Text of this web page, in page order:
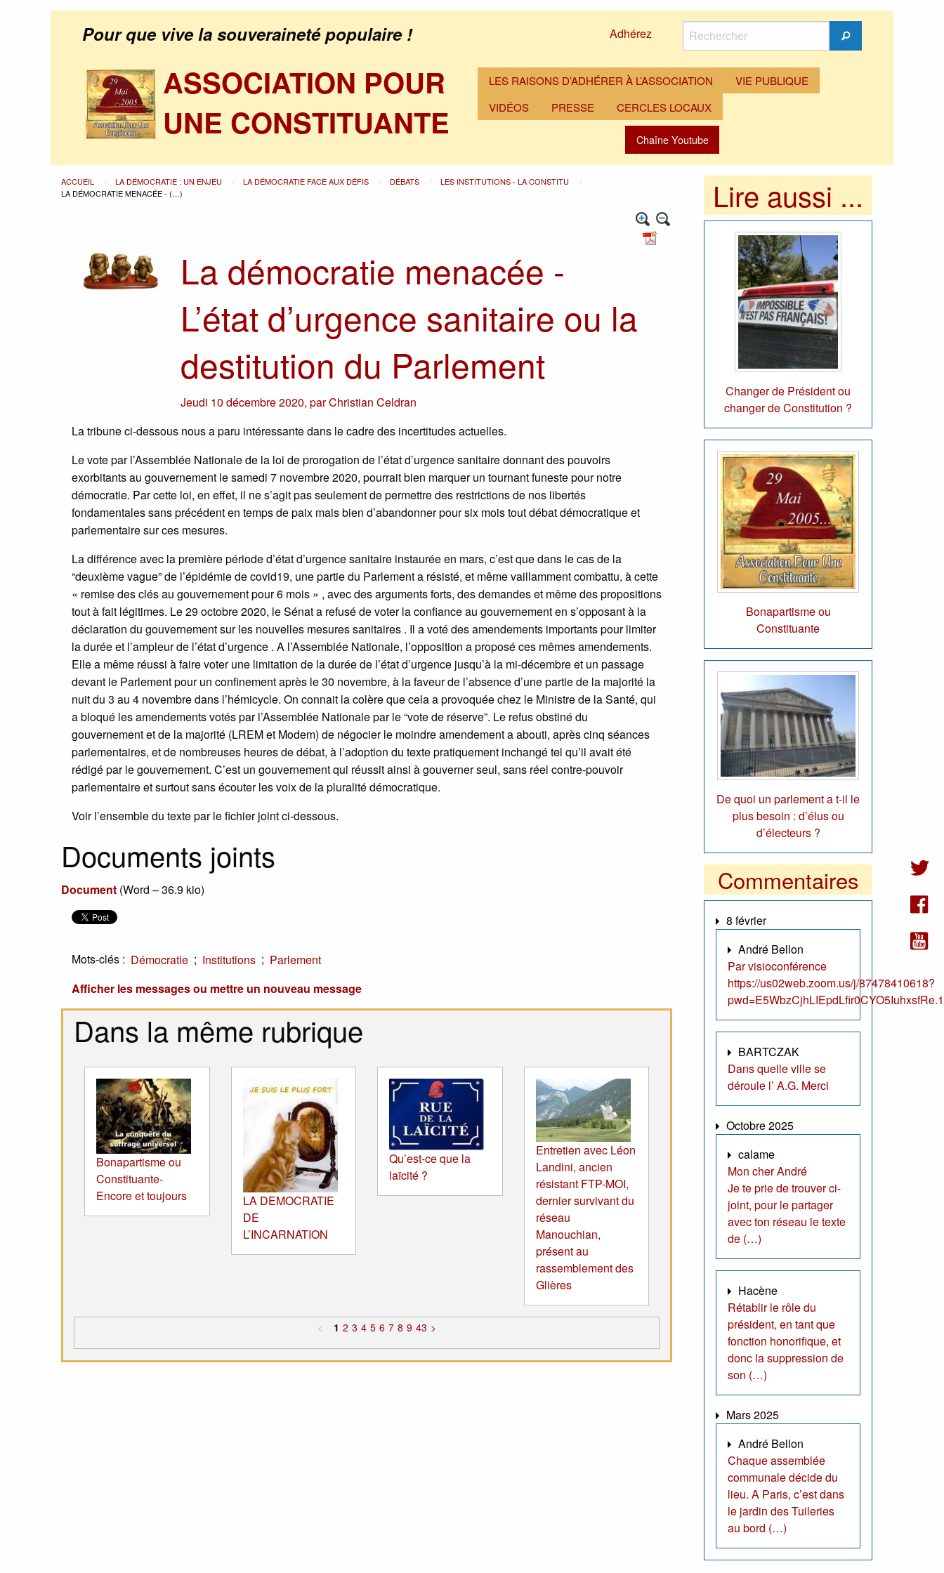
Pour que vive la souveraineté populaire ! Adhérez
Rechercher
Rechercher
ASSOCIATION POUR
UNE CONSTITUANTE
LES RAISONS D’ADHÉRER À L’ASSOCIATION
VIE PUBLIQUE
VIDÉOS
PRESSE CERCLES LOCAUX
Chaîne Youtube
ACCUEIL LA DÉMOCRATIE : UN ENJEU LA DÉMOCRATIE FACE AUX DÉFIS DÉBATS
LES INSTITUTIONS - LA CONSTITU
LA DÉMOCRATIE MENACÉE - (…)
La démocratie menacée -
L’état d’urgence sanitaire ou la
destitution du Parlement
Jeudi 10 décembre 2020,parChristian Celdran
La tribune ci-dessous nous a paru intéressante dans le cadre des incertitudes actuelles.
Le vote par l’Assemblée Nationale de la loi de prorogation de l’état d’urgence sanitaire donnant des pouvoirs
exorbitants au gouvernement le samedi 7 novembre 2020, pourrait bien marquer un tournant funeste pour notre
démocratie. Par cette loi, en effet, il ne s’agit pas seulement de permettre des restrictions de nos libertés
fondamentales sans précédent en temps de paix mais bien d’abandonner pour six mois tout débat démocratique et
parlementaire sur ces mesures.
La différence avec la première période d’état d’urgence sanitaire instaurée en mars, c’est que dans le cas de la
“deuxième vague” de l’épidémie de covid19, une partie du Parlement a résisté, et même vaillamment combattu, à cette
« remise des clés au gouvernement pour 6 mois » , avec des arguments forts, des demandes et même des propositions
tout à fait légitimes. Le 29 octobre 2020, le Sénat a refusé de voter la confiance au gouvernement en s’opposant à la
déclaration du gouvernement sur les nouvelles mesures sanitaires . Il a voté des amendements importants pour limiter
la durée et l’ampleur de l’état d’urgence . A l’Assemblée Nationale, l’opposition a proposé ces mêmes amendements.
Elle a même réussi à faire voter une limitation de la durée de l’état d’urgence jusqu’à la mi-décembre et un passage
devant le Parlement pour un confinement après le 30 novembre, à la faveur de l’absence d’une partie de la majorité la
nuit du 3 au 4 novembre dans l’hémicycle. On connait la colère que cela a provoquée chez le Ministre de la Santé, qui
a bloqué les amendements votés par l’Assemblée Nationale par le “vote de réserve”. Le refus obstiné du
gouvernement et de la majorité (LREM et Modem) de négocier le moindre amendement a abouti, après cinq séances
parlementaires, et de nombreuses heures de débat, à l’adoption du texte pratiquement inchangé tel qu’il avait été
rédigé par le gouvernement. C’est un gouvernement qui réussit ainsi à gouverner seul, sans réel contre-pouvoir
parlementaire et surtout sans écouter les voix de la pluralité démocratique.
Voir l’ensemble du texte par le fichier joint ci-dessous.
Documents joints
Document (Word – 36.9 kio)
Mots-clés : Démocratie ; Institutions ; Parlement
Afficher les messages ou mettre un nouveau message
Dans la même rubrique
Bonapartisme ou
Constituante-
Encore et toujours
LA DEMOCRATIE
DE
L’INCARNATION
Qu’est-ce que la
laïcité ?
Entretien avec Léon
Landini, ancien
résistant FTP-MOI,
dernier survivant du
réseau
Manouchian,
présent au
rassemblement des
Glières
< 1 2 3 4 5 6 7 8 9 43 >
Lire aussi ...
Changer de Président ou
changer de Constitution ?
Bonapartisme ou
Constituante
De quoi un parlement a t-il le
plus besoin : d’élus ou
d’électeurs ?
Commentaires
8 février
André Bellon
Par visioconférence
https://us02web.zoom.us/j/87478410618?
BARTCZAK
Dans quelle ville se
déroule l’ A.G. Merci
Octobre 2025
calame
Mon cher André
Je te prie de trouver ci-
joint, pour le partager
avec ton réseau le texte
de (…)
Hacène
Rétablir le rôle du
président, en tant que
fonction honorifique, et
donc la suppression de
son (…)
Mars 2025
André Bellon
Chaque assemblée
communale décide du
lieu. A Paris, c’est dans
le jardin des Tuileries
au bord (…)